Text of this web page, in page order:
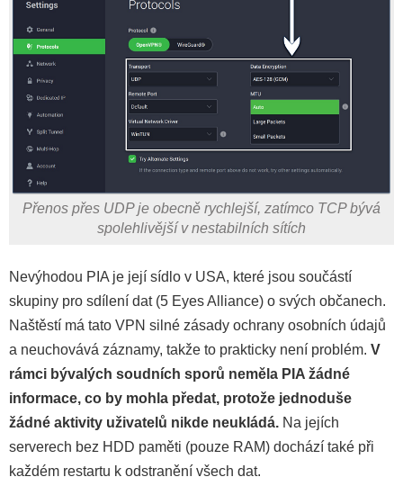
Přenos přes UDP je obecně rychlejší, zatímco TCP bývá
spolehlivější v nestabilních sítích
Nevýhodou PIA je její sídlo v USA, které jsou součástí
skupiny pro sdílení dat (5 Eyes Alliance) o svých občanech.
Naštěstí má tato VPN silné zásady ochrany osobních údajů
a neuchovává záznamy, takže to prakticky není problém. V
rámci bývalých soudních sporů neměla PIA žádné
informace, co by mohla předat, protože jednoduše
žádné aktivity uživatelů nikde neukládá. Na jejích
serverech bez HDD paměti (pouze RAM) dochází také při
každém restartu k odstranění všech dat.